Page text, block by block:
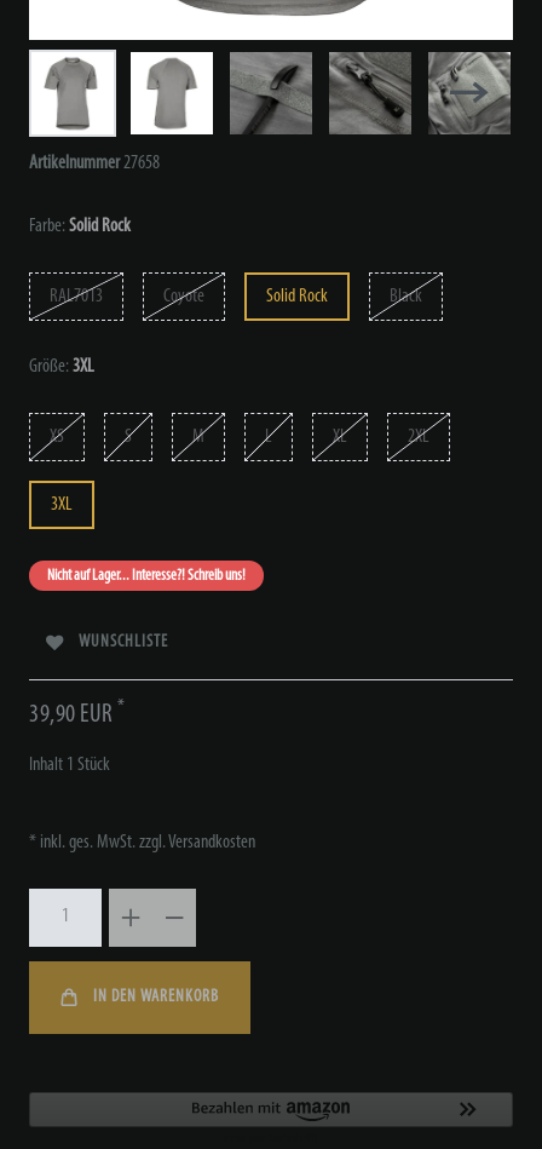
Artikelnummer27658
Farbe: Solid Rock
RAL7013 Coyote Solid Rock Black
Größe: 3XL
XS S M L XL 2XL
3XL
Nicht auf Lager... Interesse?! Schreib uns!
WUNSCHLISTE
39,90 EUR *
Inhalt 1 Stück
* inkl. ges. MwSt. zzgl.Versandkosten
IN DEN WARENKORB